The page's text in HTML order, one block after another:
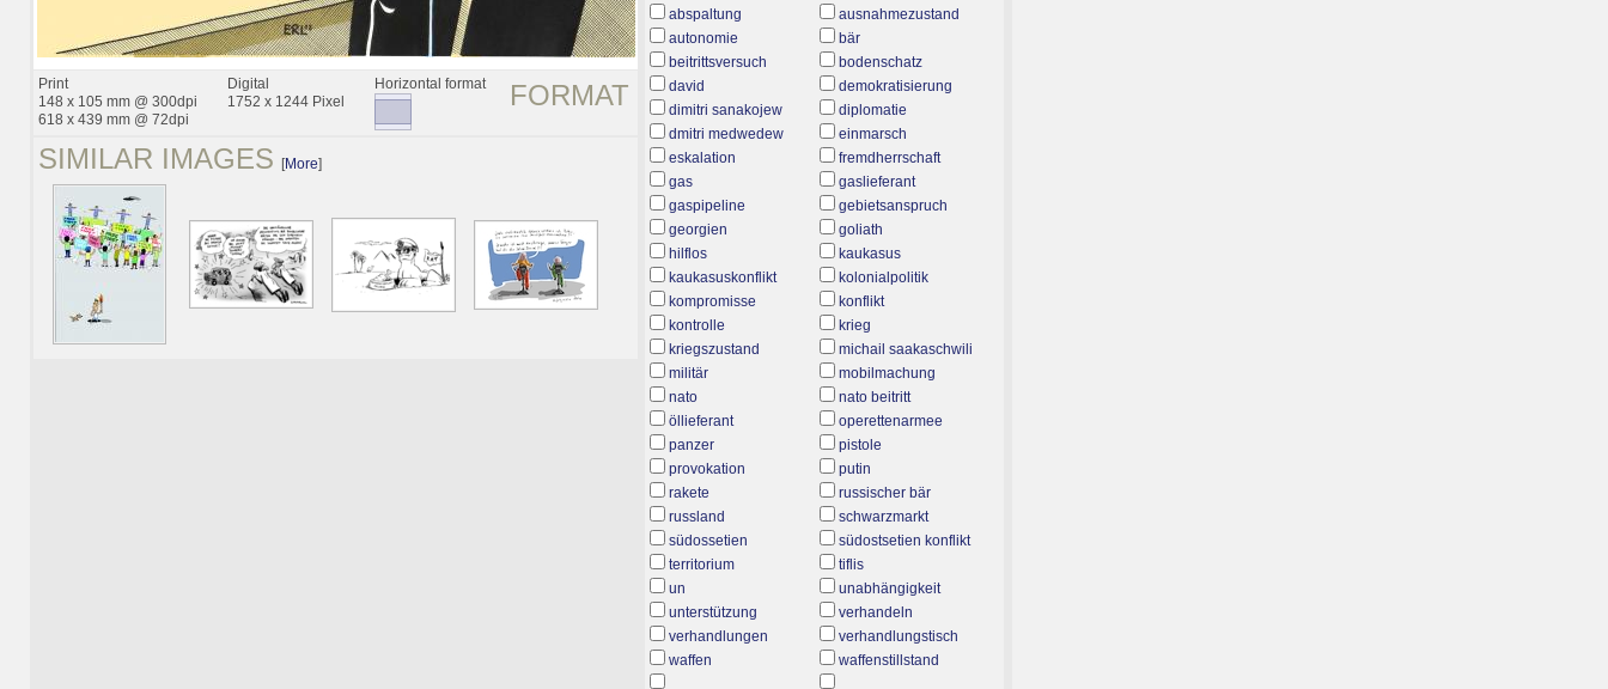
FORMAT
Print
148 x 105 mm @ 300dpi
618 x 439 mm @ 72dpi
Digital
1752 x 1244 Pixel
Horizontal format
SIMILAR IMAGES [More]
abspaltung
ausnahmezustand
autonomie
bär
beitrittsversuch
bodenschatz
david
demokratisierung
dimitri sanakojew
diplomatie
dmitri medwedew
einmarsch
eskalation
fremdherrschaft
gas
gaslieferant
gaspipeline
gebietsanspruch
georgien
goliath
hilflos
kaukasus
kaukasuskonflikt
kolonialpolitik
kompromisse
konflikt
kontrolle
krieg
kriegszustand
michail saakaschwili
militär
mobilmachung
nato
nato beitritt
öllieferant
operettenarmee
panzer
pistole
provokation
putin
rakete
russischer bär
russland
schwarzmarkt
südossetien
südostsetien konflikt
territorium
tiflis
un
unabhängigkeit
unterstützung
verhandeln
verhandlungen
verhandlungstisch
waffen
waffenstillstand